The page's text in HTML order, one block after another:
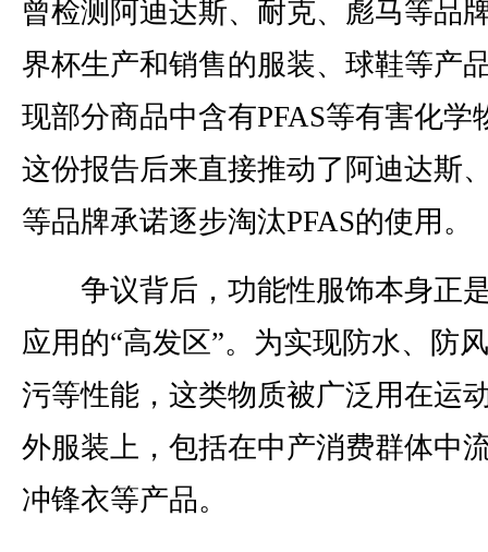
曾检测阿迪达斯、耐克、彪马等品
界杯生产和销售的服装、球鞋等产
现部分商品中含有PFAS等有害化学
这份报告后来直接推动了阿迪达斯
等品牌承诺逐步淘汰PFAS的使用。
争议背后，功能性服饰本身正是
应用的“高发区”。为实现防水、防
污等性能，这类物质被广泛用在运
外服装上，包括在中产消费群体中
冲锋衣等产品。